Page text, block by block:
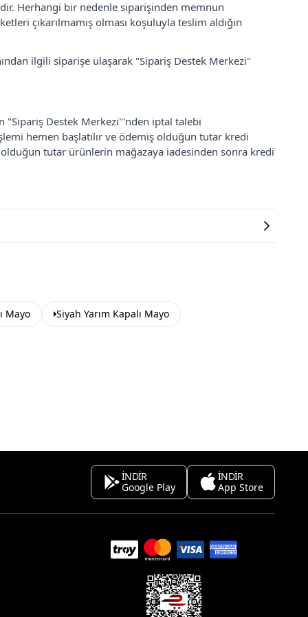
Herhangi bir nedenle siparişinden memnun
çıkarılmamış olması koşuluyla teslim aldığın
ilgili siparişe ulaşarak "Sipariş Destek Merkezi"
"Sipariş Destek Merkezi"'nden iptal talebi
hemen başlatılır ve ödemiş olduğun tutar kredi
tutar ürünlerin mağazaya iadesinden sonra kredi
Mayo Siyah Yarım Kapalı Mayo
İNDİR
Google Play
İNDİR
App Store